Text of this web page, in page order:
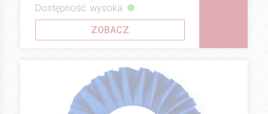
Dostępność: wysoka
ZOBACZ